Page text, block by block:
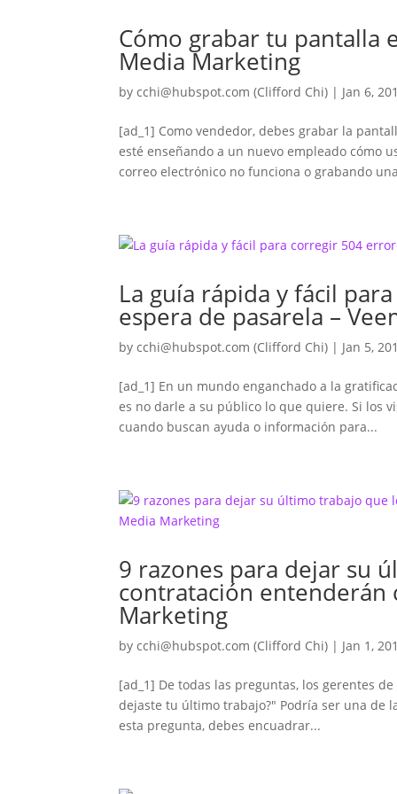
Cómo grabar tu pantalla
Media Marketing
bycchi@hubspot.com (Clifford Chi) | Jan 6,
[ad_1] Como vendedor, debes grabar la
esté enseñando a un nuevo empleado cómo
correo electrónico no funciona o grabando
La guía rápida y fácil
espera de pasarela –
bycchi@hubspot.com (Clifford Chi) | Jan 5,
[ad_1] En un mundo enganchado a la
es no darle a su público lo que quiere. Si los
cuando buscan ayuda o información para...
9 razones para dejar su
contratación entenderán
Marketing
bycchi@hubspot.com (Clifford Chi) | Jan 1,
[ad_1] De todas las preguntas, los gerentes
dejaste tu último trabajo?" Podría ser una de
esta pregunta, debes encuadrar...